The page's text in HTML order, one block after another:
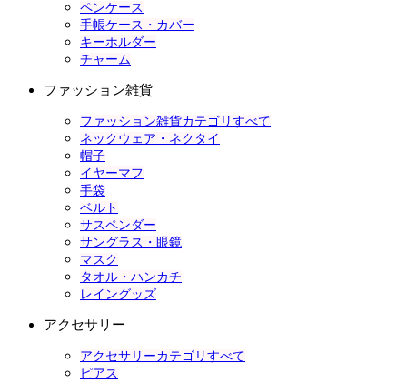
ペンケース
手帳ケース・カバー
キーホルダー
チャーム
ファッション雑貨
ファッション雑貨カテゴリすべて
ネックウェア・ネクタイ
帽子
イヤーマフ
手袋
ベルト
サスペンダー
サングラス・眼鏡
マスク
タオル・ハンカチ
レイングッズ
アクセサリー
アクセサリーカテゴリすべて
ピアス